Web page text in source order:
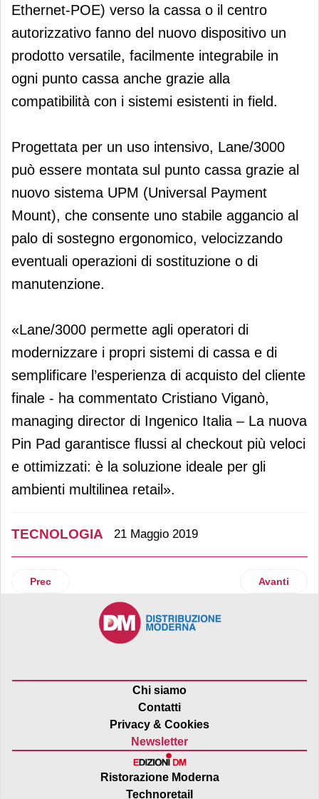
Ethernet-POE) verso la cassa o il centro
autorizzativo fanno del nuovo dispositivo un
prodotto versatile, facilmente integrabile in
ogni punto cassa anche grazie alla
compatibilità con i sistemi esistenti in field.
Progettata per un uso intensivo, Lane/3000
può essere montata sul punto cassa grazie al
nuovo sistema UPM (Universal Payment
Mount), che consente uno stabile aggancio al
palo di sostegno ergonomico, velocizzando
eventuali operazioni di sostituzione o di
manutenzione.
«Lane/3000 permette agli operatori di
modernizzare i propri sistemi di cassa e di
semplificare l’esperienza di acquisto del cliente
finale - ha commentato Cristiano Viganò,
managing director di Ingenico Italia – La nuova
Pin Pad garantisce flussi al checkout più veloci
e ottimizzati: è la soluzione ideale per gli
ambienti multilinea retail».
TECNOLOGIA 21 Maggio 2019
Articolo precedente: Arneg estende la gamma Air System
Prec Articolo
Avanti
Chi siamo
Contatti
Privacy & Cookies
Newsletter
Ristorazione Moderna
Technoretail